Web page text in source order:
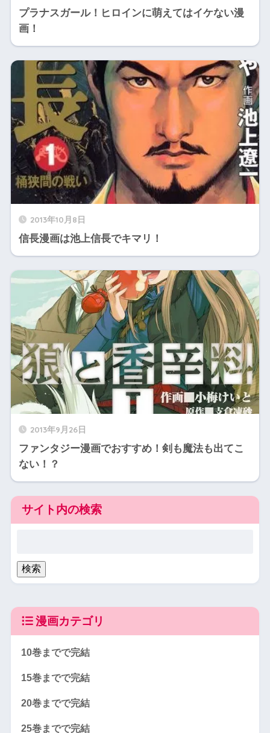
プラナスガール！ヒロインに萌えてはイケない漫
画！
2013年10月8日
信長漫画は池上信長でキマリ！
2013年9月26日
ファンタジー漫画でおすすめ！剣も魔法も出てこ
ない！？
サイト内の検索
漫画カテゴリ
10巻までで完結
15巻までで完結
20巻までで完結
25巻までで完結